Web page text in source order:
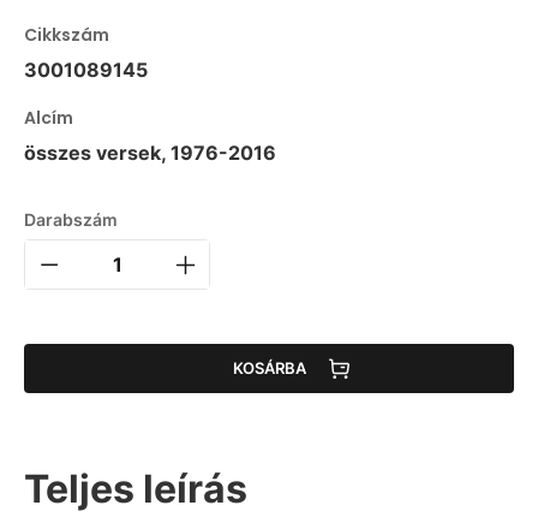
Cikkszám
3001089145
Alcím
összes versek, 1976-2016
Darabszám
KOSÁRBA
Teljes leírás